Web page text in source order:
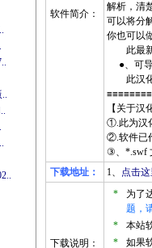
软件简介：
解析，清
可以将分
你也可以
此最新
●、可导
此汉化
【关于汉
①.此为汉
②.软件已
③、*.swf
下载地址：
1、 点击
下载说明：
* 为了
题，
*
本站
*
如果